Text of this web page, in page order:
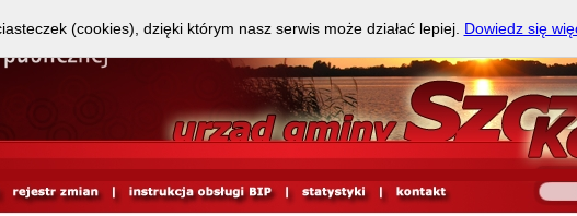
(cookies), dzięki którym nasz serwis może działać lepiej. Dowiedz się